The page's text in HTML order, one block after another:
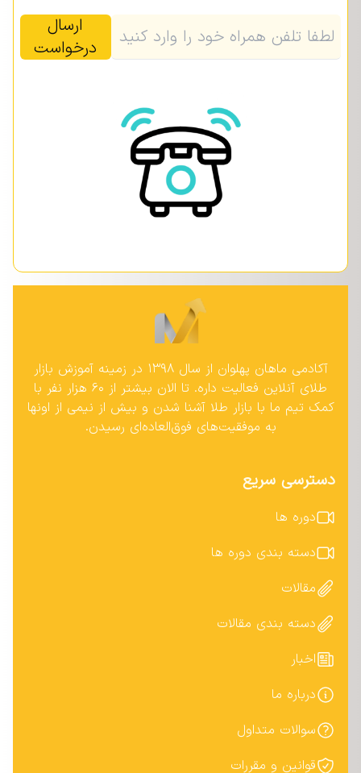
ارسال
درخواست
آکادمی ماهان پهلوان از سال ۱۳۹۸ در زمینه آموزش بازار
طلای آنلاین فعالیت داره. تا الان بیشتر از ۶۰ هزار نفر با
کمک تیم ما با بازار طلا آشنا شدن و بیش از نیمی از اونها
به موفقیت‌های فوق‌العاده‌ای رسیدن.
دسترسی سریع
دوره ها
دسته بندی دوره ها
مقالات
دسته بندی مقالات
اخبار
درباره ما
سوالات متداول
قوانین و مقررات